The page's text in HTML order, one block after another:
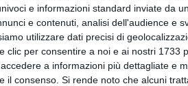
e informazioni standard inviate da
e contenuti, analisi dell'audience e
utilizzare dati precisi di
clic per consentire a noi e ai nostri 1733
a informazioni più dettagliate e
il consenso. Si rende noto che alcuni
diffusissimo in città nelle ultime
Bari e ci ha messo la faccia più
di strada Torrebella.